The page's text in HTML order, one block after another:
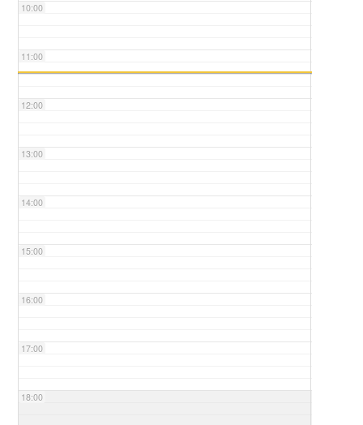
10:00
11:00
12:00
13:00
14:00
15:00
16:00
17:00
18:00